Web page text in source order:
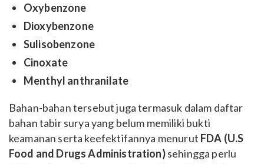
Oxybenzone
Dioxybenzone
Sulisobenzone
Cinoxate
Menthyl anthranilate
Bahan-bahan tersebut juga termasuk dalam daftar
bahan tabir surya yang belum memiliki bukti
keamanan serta keefektifannya menurut FDA (U.S
Food and Drugs Administration)sehingga perlu